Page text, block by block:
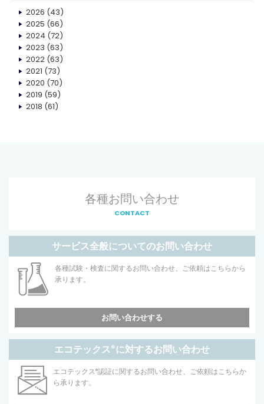
2026 (43)
2025 (66)
2024 (72)
2023 (63)
2022(63)
2021 (73)
2020 (70)
2019 (59)
2018 (61)
各種お問い合わせ
CONTACT
サービス全般についてのお問い合わせ
各種試験・検査に関するお問い合わせ、ご依頼はこちらから
承ります。
お問い合わせする
エコテックス®に対するお問い合わせ
エコテックス®認証に関するお問い合わせ、ご依頼はこちらか
ら承ります。